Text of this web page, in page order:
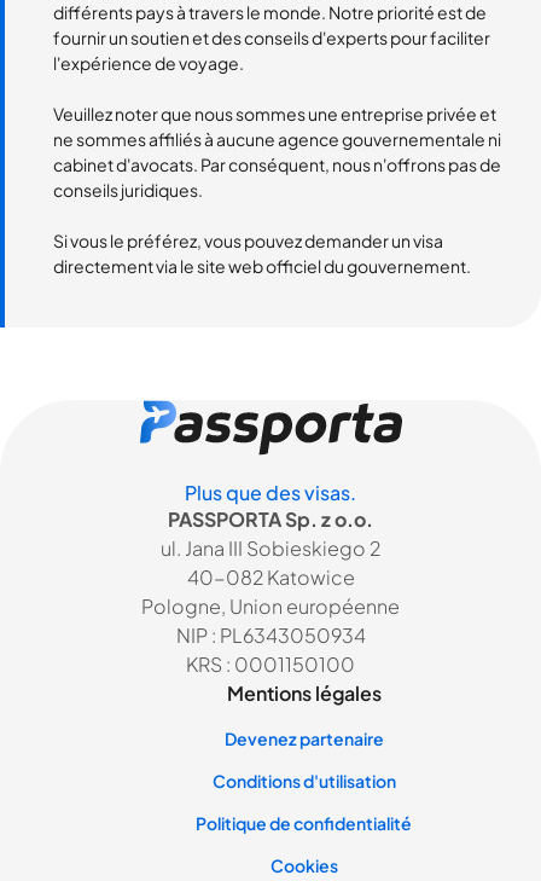
différents pays à travers le monde. Notre priorité est de
fournir un soutien et des conseils d'experts pour faciliter
l'expérience de voyage.
Veuillez noter que nous sommes une entreprise privée et
ne sommes affiliés à aucune agence gouvernementale ni
cabinet d'avocats. Par conséquent, nous n'offrons pas de
conseils juridiques.
Si vous le préférez, vous pouvez demander un visa
directement via le site web officiel du gouvernement.
Plus que des visas.
PASSPORTA Sp. z o.o.
ul. Jana III Sobieskiego 2
40-082 Katowice
Pologne, Union européenne
NIP : PL6343050934
KRS : 0001150100
Mentions légales
Devenez partenaire
Conditions d'utilisation
Politique de confidentialité
Cookies